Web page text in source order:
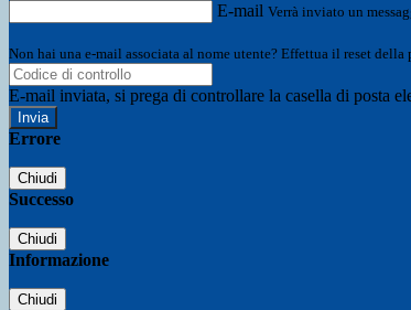
E-mail Verrà inviato un
Non hai una e-mail associata al nome utente? Effettua il reset della
E-mail inviata, si prega di controllare la casella di posta
Errore
Chiudi
Successo
Chiudi
Informazione
Chiudi